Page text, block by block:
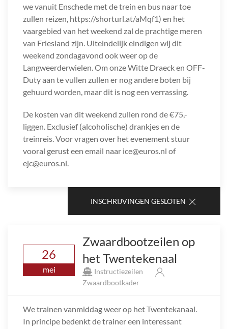
we vanuit Enschede met de trein en bus naar toe
zullen reizen, https://shorturl.at/aMqf1) en het
vaargebied van het weekend zal de prachtige meren
van Friesland zijn. Uiteindelijk eindigen wij dit
weekend zondagavond ook weer op de
Langweerderwielen. Om onze Witte Draeck en OFF-
Duty aan te vullen zullen er nog andere boten bij
gehuurd worden, maar dit is nog een verrassing.
De kosten van dit weekend zullen rond de €75,-
liggen. Exclusief (alcoholische) drankjes en de
treinreis. Voor vragen over het evenement stuur
vooral gerust een email naar ice@euros.nl of
ejc@euros.nl.
INSCHRIJVINGEN GESLOTEN
26
mei
Zwaardbootzeilen op
het Twentekenaal
Instructiezeilen
Zwaardbootkader
We trainen vanmiddag weer op het Twentekanaal.
In principe bedenkt de trainer een interessant